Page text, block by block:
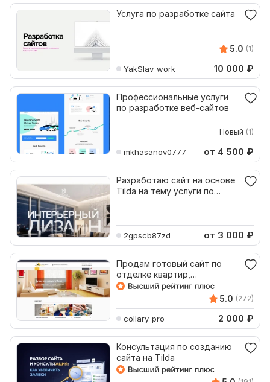
Услуга по разработке сайта
5.0 (1)
YakSlav_work 10 000 ₽
Профессиональные услуги
по разработке веб-сайтов
Новый (1)
mkhasanov0777 от 4 500 ₽
Разработаю сайт на основе
Tilda на тему услуги по
2gpscb87zd от 3 000 ₽
Продам готовый сайт по
отделке квартир,
строительные услуги
5.0 (272)
collary_pro 2 000 ₽
Консультация по созданию
сайта на Tilda